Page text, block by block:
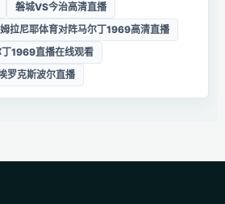
磐城VS今治高清直播
拉尼耶体育对阵马尔丁1969高清直播
1969直播在线观看
罗克斯波尔直播